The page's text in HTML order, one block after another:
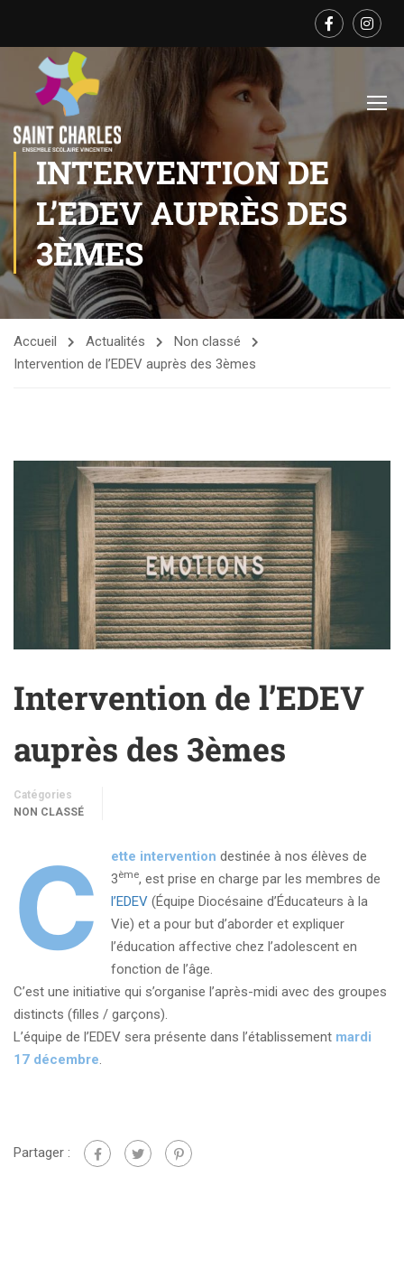
INTERVENTION DE
L’EDEV AUPRÈS DES
3ÈMES
Accueil Actualités
Non classé
Intervention de l’EDEV auprès des 3èmes
Intervention de l’EDEV
auprès des 3èmes
Catégories
NON CLASSÉ
C ette intervention destinée à nos élèves de
3ème, est prise en charge par les membres de
l’EDEV(Équipe Diocésaine d’Éducateurs à la
Vie) et a pour but d’aborder et expliquer
l’éducation affective chez l’adolescent en
fonction de l’âge.
C’est une initiative qui s’organise l’après-midi avec des groupes
distincts (filles / garçons).
L’équipe de l’EDEV sera présente dans l’établissement mardi
17 décembre.
Partager :